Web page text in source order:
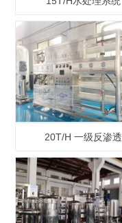
20T/H 一级反渗透